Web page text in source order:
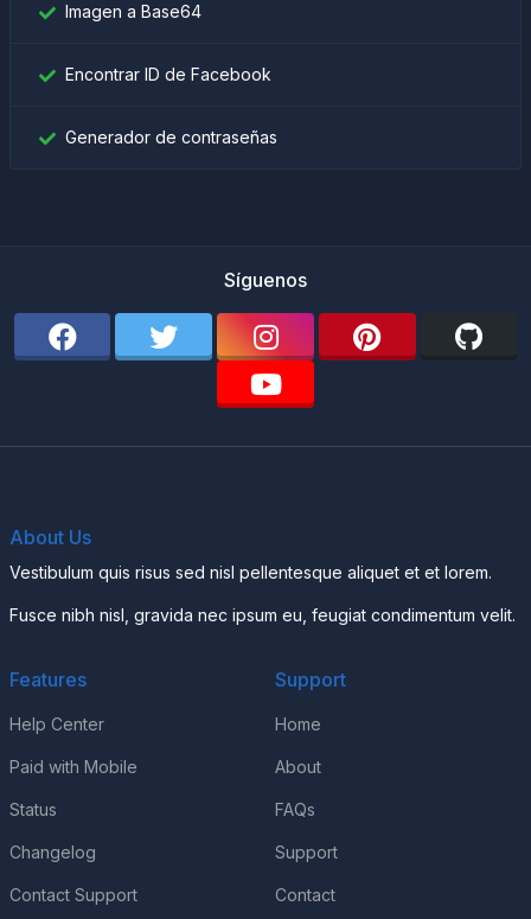
Imagen a Base64
Encontrar ID de Facebook
Generador de contraseñas
Síguenos
About Us
Vestibulum quis risus sed nisl pellentesque aliquet et et lorem.
Fusce nibh nisl, gravida nec ipsum eu, feugiat condimentum velit.
Features
Help Center
Paid with Mobile
Status
Changelog
Contact Support
Support
Home
About
FAQs
Support
Contact